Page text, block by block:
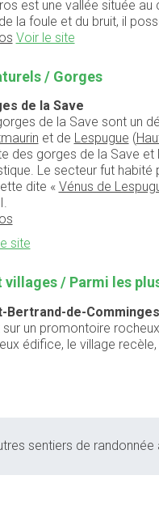
est une vallée située
la foule et du bruit, il
Voir le site
/ Gorges
de la Save
de la Save sont un
et de Lespugue (
des gorges de la Save et
Le secteur fut
dite « Vénus de
site
villages / Parmi les
Bertrand-de-Comminges
sur un promontoire
édifice, le village
sentiers de